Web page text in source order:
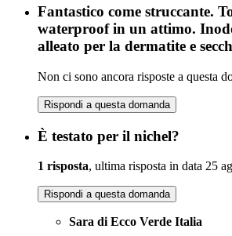
Fantastico come struccante.
waterproof in un attimo.
alleato per la dermatite e
Non ci sono ancora risposte a questa
Rispondi a questa domanda
È testato per il nichel?
1 risposta, ultima risposta in data 25
Rispondi a questa domanda
Sara di Ecco Verde Italia